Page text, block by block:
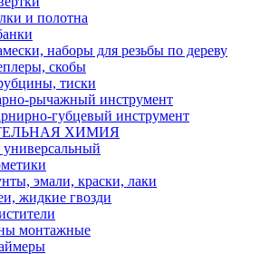
и полотна
наборы для резьбы по дереву
скобы
тиски
рычажный инструмент
губцевый инструмент
ХИМИЯ
универсальный
эмали, краски, лаки
жидкие гвозди
монтажные